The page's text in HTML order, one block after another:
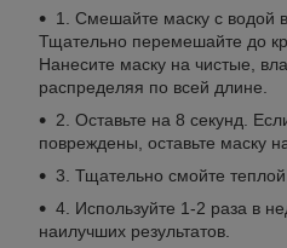
1. Смешайте маску с водой
Тщательно перемешайте до
Нанесите маску на чистые,
распределяя по всей длине.
2. Оставьте на 8 секунд.
повреждены, оставьте маску
3. Тщательно смойте теплой
4. Используйте 1-2 раза в
наилучших результатов.